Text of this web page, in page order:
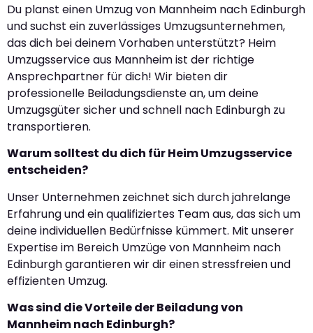
Du planst einen Umzug von Mannheim nach Edinburgh
und suchst ein zuverlässiges Umzugsunternehmen,
das dich bei deinem Vorhaben unterstützt? Heim
Umzugsservice aus Mannheim ist der richtige
Ansprechpartner für dich! Wir bieten dir
professionelle Beiladungsdienste an, um deine
Umzugsgüter sicher und schnell nach Edinburgh zu
transportieren.
Warum solltest du dich für Heim Umzugsservice
entscheiden?
Unser Unternehmen zeichnet sich durch jahrelange
Erfahrung und ein qualifiziertes Team aus, das sich um
deine individuellen Bedürfnisse kümmert. Mit unserer
Expertise im Bereich Umzüge von Mannheim nach
Edinburgh garantieren wir dir einen stressfreien und
effizienten Umzug.
Was sind die Vorteile der Beiladung von
Mannheim nach Edinburgh?